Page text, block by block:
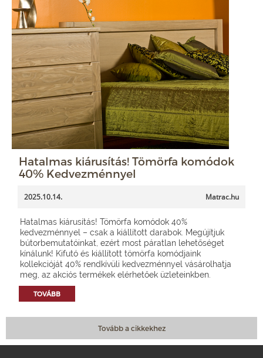
Hatalmas kiárusítás! Tömörfa komódok
40% Kedvezménnyel
2025.10.14. Matrac.hu
Hatalmas kiárusítás! Tömörfa komódok 40%
kedvezménnyel – csak a kiállított darabok. Megújítjuk
bútorbemutatóinkat, ezért most páratlan lehetőséget
kínálunk! Kifutó és kiállított tömörfa komódjaink
kollekcióját 40% rendkívüli kedvezménnyel vásárolhatja
meg, az akciós termékek elérhetőek üzleteinkben.
TOVÁBB
Tovább a cikkekhez